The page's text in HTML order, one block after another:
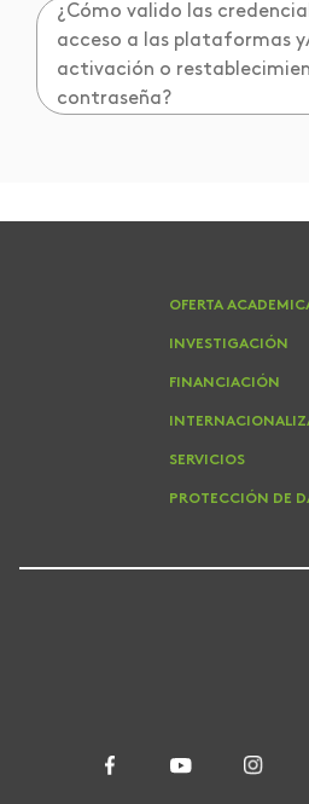
¿Cómo valido las
acceso a las plataformas
activación o
contraseña?
OFERTA
INVESTIGACIÓN
FINANCIACIÓN
SERVICIOS
PROTECCIÓN DE